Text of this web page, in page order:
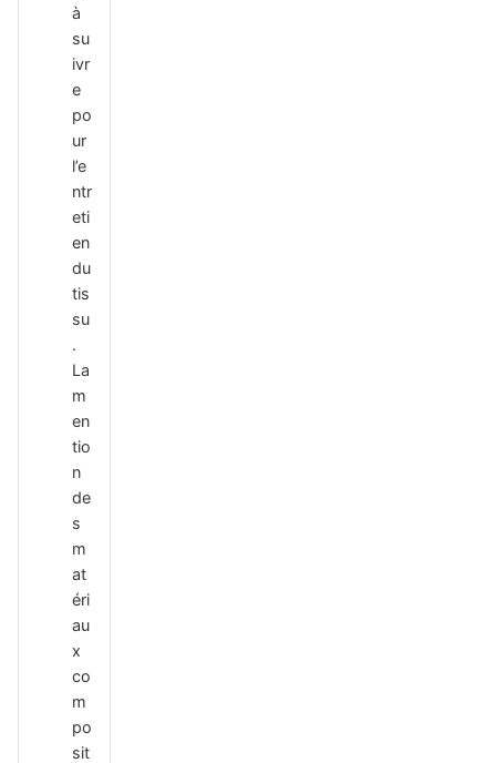
à
su
ivr
e
po
ur
l’e
ntr
eti
en
du
tis
su
.
La
m
en
tio
n
de
s
m
at
éri
au
x
co
m
po
sit